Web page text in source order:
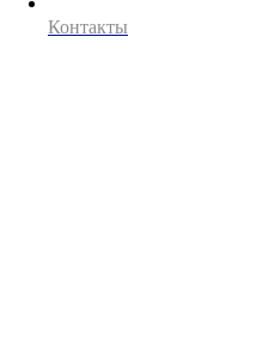
Контакты